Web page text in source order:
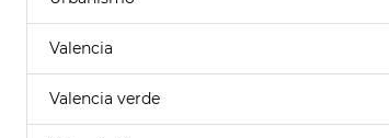
Valencia
Valencia verde